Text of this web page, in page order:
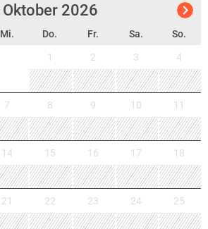
Oktober 2026
Mi. Do. Fr. Sa. So.
1 2 3 4
7 8 9 10 11
14 15 16 17 18
21 22 23 24 25